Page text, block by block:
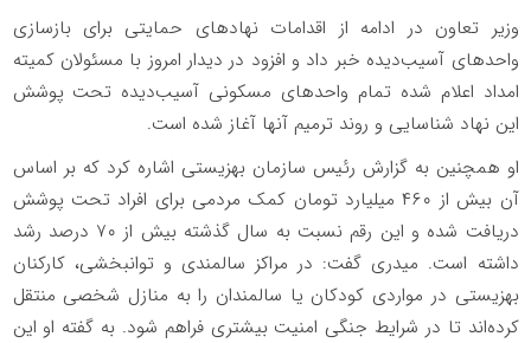
وزیر تعاون در ادامه از اقدامات نهادهای حمایتی برای بازسازی
واحدهای آسیب‌دیده خبر داد و افزود در دیدار امروز با مسئولان کمیته
امداد اعلام شده تمام واحدهای مسکونی آسیب‌دیده تحت پوشش
این نهاد شناسایی و روند ترمیم آنها آغاز شده است.
او همچنین به گزارش رئیس سازمان بهزیستی اشاره کرد که بر اساس
آن بیش از ۴۶۰ میلیارد تومان کمک مردمی برای افراد تحت پوشش
دریافت شده و این رقم نسبت به سال گذشته بیش از ۷۰ درصد رشد
داشته است. میدری گفت: در مراکز سالمندی و توانبخشی، کارکنان
بهزیستی در مواردی کودکان یا سالمندان را به منازل شخصی منتقل
کرده‌اند تا در شرایط جنگی امنیت بیشتری فراهم شود. به گفته او این